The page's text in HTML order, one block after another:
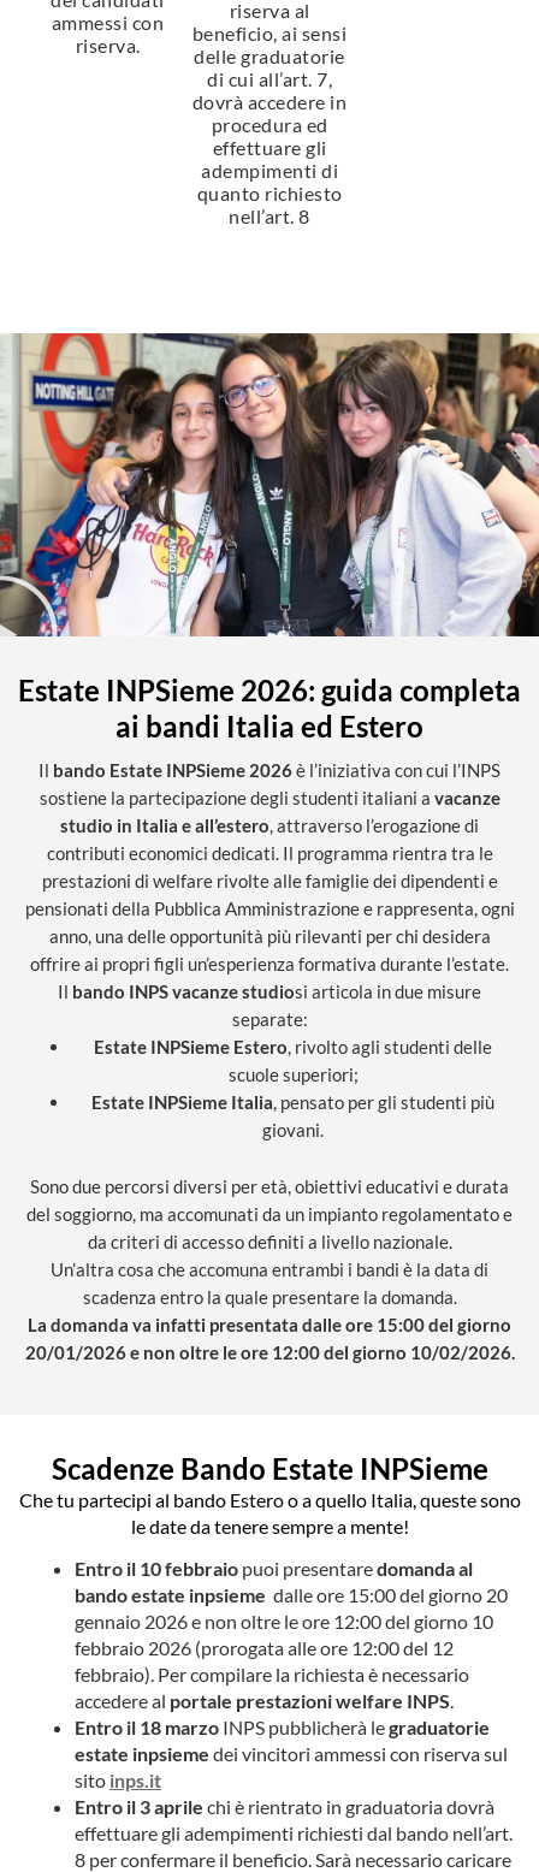
ammessi con
riserva.
riserva al
beneficio, ai sensi
delle graduatorie
di cui all’art. 7,
dovrà accedere in
procedura ed
effettuare gli
adempimenti di
quanto richiesto
nell’art. 8
Estate INPSieme 2026: guida completa
ai bandi Italia ed Estero
Il bando Estate INPSieme 2026è l’iniziativa con cui l’INPS
sostiene la partecipazione degli studenti italiani a vacanze
studio in Italia e all’estero, attraverso l’erogazione di
contributi economici dedicati. Il programma rientra tra le
prestazioni di welfare rivolte alle famiglie dei dipendenti e
pensionati della Pubblica Amministrazione e rappresenta, ogni
anno, una delle opportunità più rilevanti per chi desidera
offrire ai propri figli un’esperienza formativa durante l’estate.
Il bando INPS vacanze studiosi articola in due misure
separate:
Estate INPSieme Estero, rivolto agli studenti delle
scuole superiori;
Estate INPSieme Italia, pensato per gli studenti più
giovani.
Sono due percorsi diversi per età, obiettivi educativi e durata
del soggiorno, ma accomunati da un impianto regolamentato e
da criteri di accesso definiti a livello nazionale.
Un’altra cosa che accomuna entrambi i bandi è la data di
scadenza entro la quale presentare la domanda.
La domanda va infatti presentata dalle ore 15:00 del giorno
20/01/2026 e non oltre le ore 12:00 del giorno 10/02/2026.
Scadenze Bando Estate INPSieme
Che tu partecipi al bando Estero o a quello Italia, queste sono
le date da tenere sempre a mente!
Entro il 10 febbraio puoi presentaredomanda al
bando estate inpsieme dalle ore 15:00 del giorno 20
gennaio 2026 e non oltre le ore 12:00 del giorno 10
febbraio 2026 (prorogata alle ore 12:00 del 12
febbraio). Per compilare la richiesta è necessario
accedere al portale prestazioni welfare INPS
Entro il 18 marzoINPS pubblicherà legraduatorie
estate inpsieme dei vincitori ammessi con riserva sul
sito inps.it
Entro il 3 aprile chi è rientrato in graduatoria dovrà
effettuare gli adempimenti richiesti dal bando nell’art.
8 per confermare il beneficio. Sarà necessario caricare